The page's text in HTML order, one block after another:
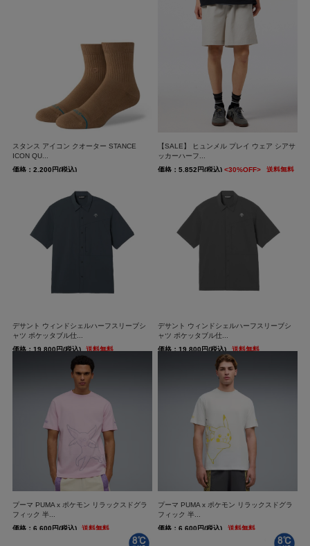
スタンス アイコン クオーター STANCE
ICON QU...
価格：2,200円(税込)
【SALE】 ヒュンメル プレイ ウェア シアサ
ッカーハーフ...
価格：5,852円(税込)<30%OFF> 送料無料
デサント ウィンドシェルハーフスリーブシ
ャツ ポケッタブル仕...
価格：19,800円(税込)
送料無料
デサント ウィンドシェルハーフスリーブシ
ャツ ポケッタブル仕...
価格：19,800円(税込)
送料無料
プーマ PUMA x ポケモン リラックスドグラ
フィック 半...
価格：6,600円(税込)
送料無料
プーマ PUMA x ポケモン リラックスドグラ
フィック 半...
価格：6,600円(税込)
送料無料